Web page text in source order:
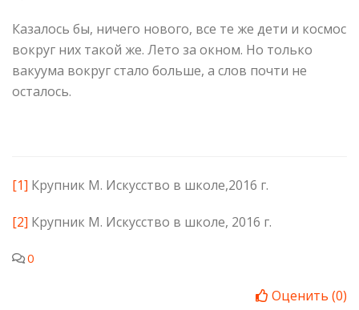
Казалось бы, ничего нового, все те же дети и космос
вокруг них такой же. Лето за окном. Но только
вакуума вокруг стало больше, а слов почти не
осталось.
[1] Крупник М. Искусство в школе,2016 г.
[2] Крупник М. Искусство в школе, 2016 г.
0
Оценить (0)